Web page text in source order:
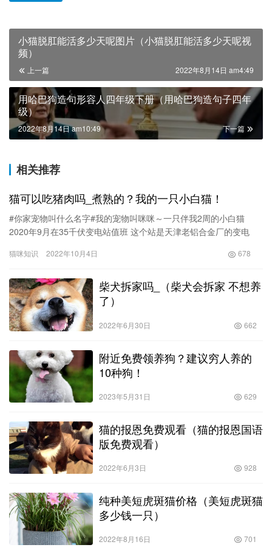
小猫脱肛能活多少天呢图片（小猫脱肛能活多少天呢视
频）
上一篇 2022年8月14日 am4:49
用哈巴狗造句形容人四年级下册（用哈巴狗造句子四年
级）
下一篇
2022年8月14日 am10:49
相关推荐
猫可以吃猪肉吗_煮熟的？我的一只小白猫！
#你家宠物叫什么名字#我的宠物叫咪咪～一只伴我2周的小白猫
2020年9月在35千伏变电站值班 这个站是天津老铝合金厂的变电
猫咪知识 2022年10月4日 678
柴犬拆家吗_（柴犬会拆家 不想养
了）
2022年6月30日 662
附近免费领养狗？建议穷人养的
10种狗！
2023年5月31日 629
猫的报恩免费观看（猫的报恩国语
版免费观看）
2022年6月3日 928
纯种美短虎斑猫价格（美短虎斑猫
多少钱一只）
2022年8月16日 701